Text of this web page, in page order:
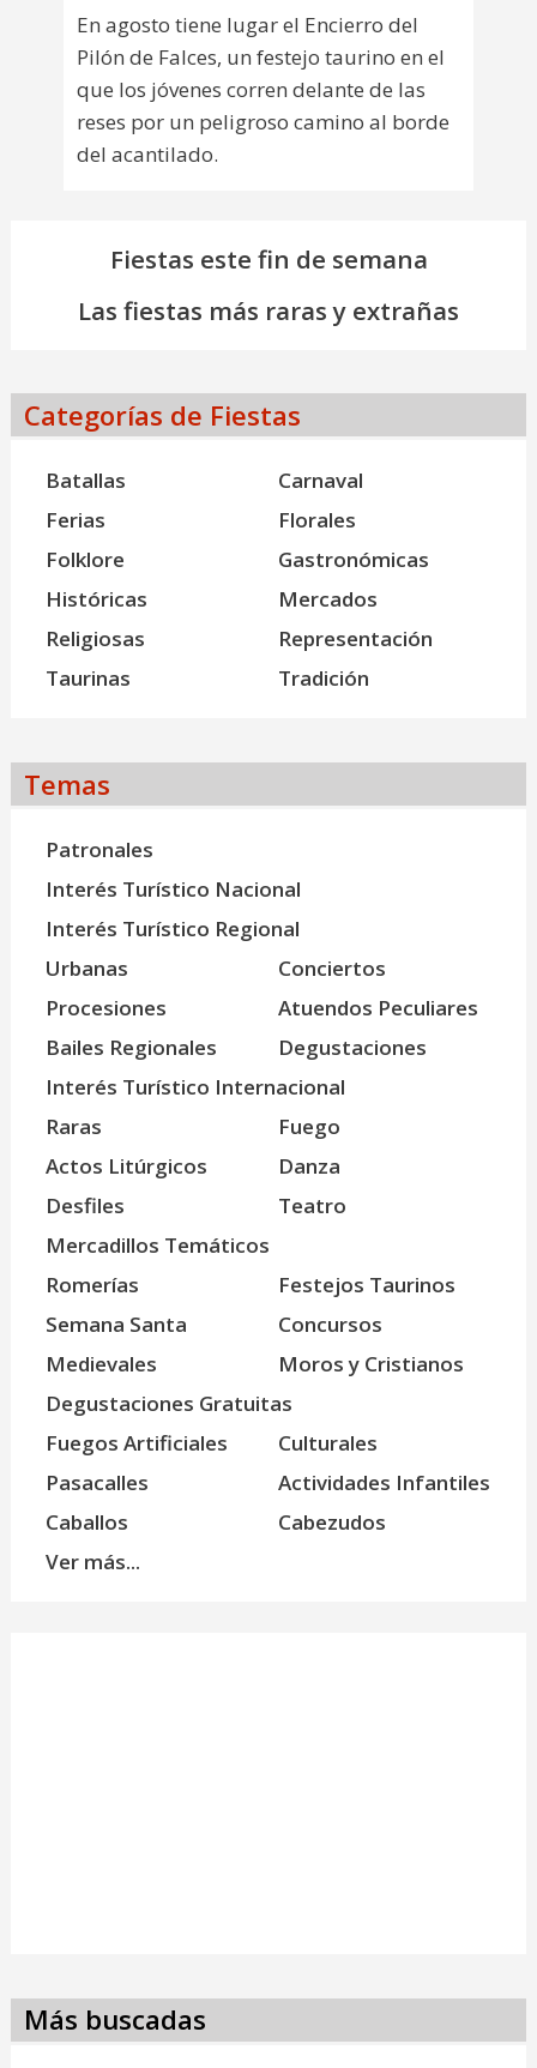
En agosto tiene lugar el Encierro del
Pilón de Falces, un festejo taurino en el
que los jóvenes corren delante de las
reses por un peligroso camino al borde
del acantilado.
Fiestas este fin de semana
Las fiestas más raras y extrañas
Categorías de Fiestas
Batallas
Carnaval
Ferias
Florales
Folklore
Gastronómicas
Históricas
Mercados
Religiosas
Representación
Taurinas
Tradición
Temas
Patronales
Interés Turístico Nacional
Interés Turístico Regional
Urbanas
Conciertos
Procesiones
Atuendos Peculiares
Bailes Regionales
Degustaciones
Interés Turístico Internacional
Raras
Fuego
Actos Litúrgicos
Danza
Desfiles
Teatro
Mercadillos Temáticos
Romerías
Festejos Taurinos
Semana Santa
Concursos
Medievales
Moros y Cristianos
Degustaciones Gratuitas
Fuegos Artificiales
Culturales
Pasacalles
Actividades Infantiles
Caballos
Cabezudos
Ver más...
Más buscadas